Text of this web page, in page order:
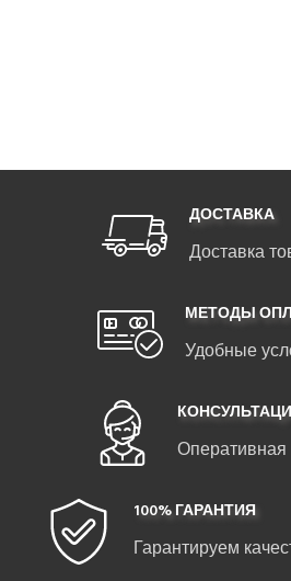
ДОСТАВКА
Доставка
МЕТОДЫ
Удобные
Оперативная
100% ГАРАНТИЯ
Гарантируем